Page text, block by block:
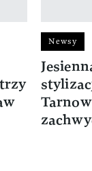
Newsy